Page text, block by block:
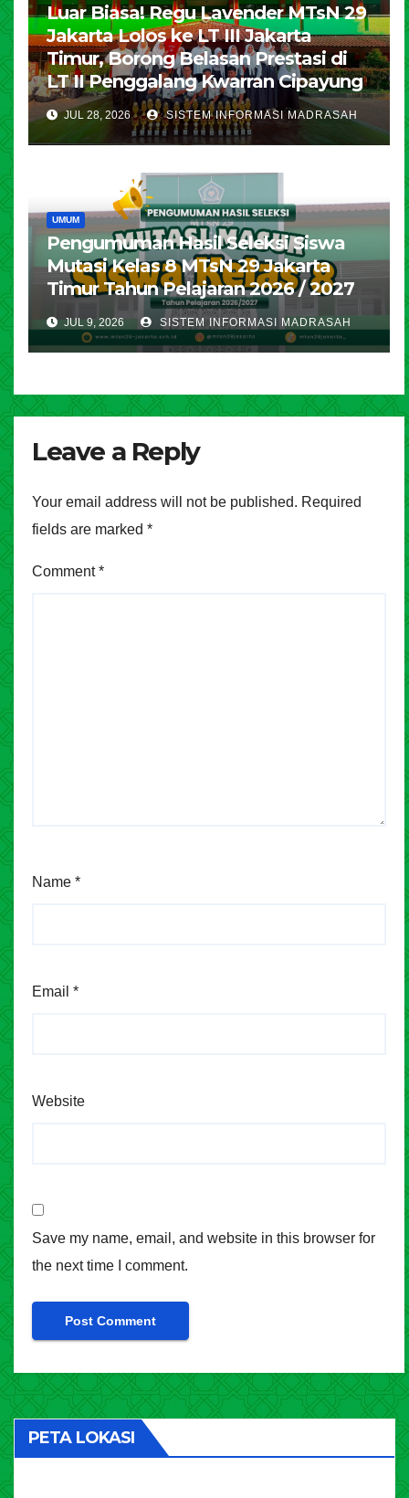
Luar Biasa! Regu Lavender MTsN 29
Jakarta Lolos ke LT III Jakarta
Timur, Borong Belasan Prestasi di
LT II Penggalang Kwarran Cipayung
JUL 28, 2026 SISTEM INFORMASI MADRASAH
UMUM
Pengumuman Hasil Seleksi Siswa
Mutasi Kelas 8 MTsN 29 Jakarta
Timur Tahun Pelajaran 2026 / 2027
JUL 9, 2026 SISTEM INFORMASI MADRASAH
Leave a Reply
Your email address will not be published. Required
fields are marked *
Comment*
Name *
Email *
Website
Save my name, email, and website in this browser for
the next time I comment.
PETA LOKASI